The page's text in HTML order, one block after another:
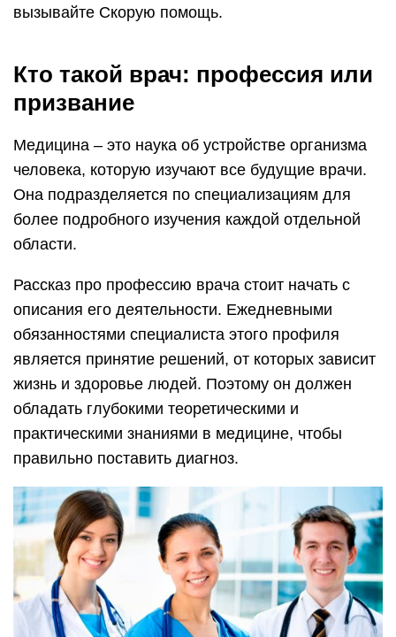
вызывайте Скорую помощь.
Кто такой врач: профессия или
призвание
Медицина – это наука об устройстве организма
человека, которую изучают все будущие врачи.
Она подразделяется по специализациям для
более подробного изучения каждой отдельной
области.
Рассказ про профессию врача стоит начать с
описания его деятельности. Ежедневными
обязанностями специалиста этого профиля
является принятие решений, от которых зависит
жизнь и здоровье людей. Поэтому он должен
обладать глубокими теоретическими и
практическими знаниями в медицине, чтобы
правильно поставить диагноз.